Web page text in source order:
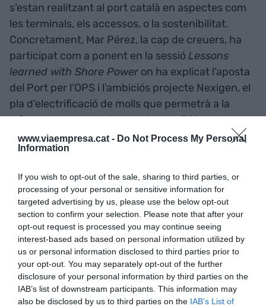
www.viaempresa.cat - Do Not Process My Personal
Information
If you wish to opt-out of the sale, sharing to third parties, or
processing of your personal or sensitive information for
targeted advertising by us, please use the below opt-out
section to confirm your selection. Please note that after your
opt-out request is processed you may continue seeing
interest-based ads based on personal information utilized by
us or personal information disclosed to third parties prior to
your opt-out. You may separately opt-out of the further
disclosure of your personal information by third parties on the
IAB’s list of downstream participants. This information may
also be disclosed by us to third parties on the IAB’s List of
s’estan realitzant al port català en aspectes com
les terminals, els accessos, o la sostenibilitat.
Concretament, Mar Pérez, la cap de creuers, ha
participat com a ponent en la sessióLessons
learned with Shore Power on ha explicat l’aposta
del Port per l’OPS i l’ambiciós projecte Nexigen, el
pla d’electrificació de molls que permetrà a la
infraestructura catalana reduir un 38% les tones
de NOx i CO2 emeses pels vaixells durant la seva
estada a port. L’objectiu és que el 2030 el Port de
d’atracada dels creuers, el moll Prat, i les
terminals de ferris de la dàrsena de Sant Bertran i
el moll de Costa. L’edició d’enguany deSeatrade
Cruise Global2022 compta amb 478 empreses
expositores, mostrant les últimes novetats en
tecnologia, disseny, innovació i serveis.